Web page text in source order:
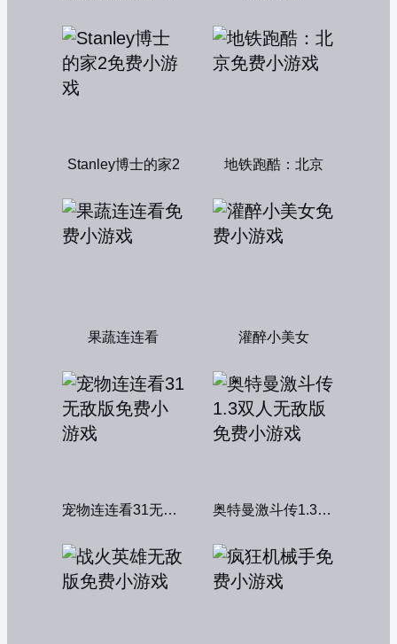
Stanley博士的家2 地铁跑酷：北京
果蔬连连看 灌醉小美女
宠物连连看31无敌版 奥特曼激斗传1.3双人无敌版